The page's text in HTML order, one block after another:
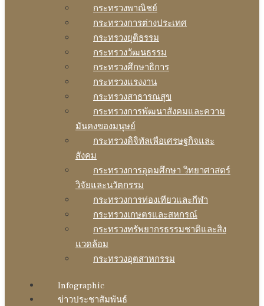
กระทรวงพาณิชย์
กระทรวงการต่างประเทศ
กระทรวงยุติธรรม
กระทรวงวัฒนธรรม
กระทรวงศึกษาธิการ
กระทรวงแรงงาน
กระทรวงสาธารณสุข
กระทรวงการพัฒนาสังคมและความ
มันคงของมนุษย์
กระทรวงดิจิทัลเพือเศรษฐกิจและ
สังคม
กระทรวงการอุดมศึกษา วิทยาศาสตร์
วิจัยและนวัตกรรม
กระทรวงการท่องเทียวและกีฬา
กระทรวงเกษตรและสหกรณ์
กระทรวงทรัพยากรธรรมชาติและสิง
แวดล้อม
กระทรวงอุตสาหกรรม
Infographic
ข่าวประชาสัมพันธ์